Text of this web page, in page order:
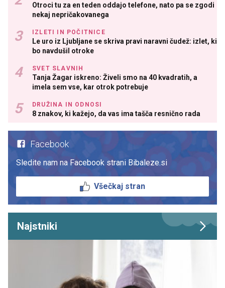
Otroci tu za en teden oddajo telefone, nato pa se zgodi
nekaj nepričakovanega
IZLETI IN POČITNICE
Le uro iz Ljubljane se skriva pravi naravni čudež: izlet, ki
bo navdušil otroke
SVET SLAVNIH
Tanja Žagar iskreno: Živeli smo na 40 kvadratih, a
imela sem vse, kar otrok potrebuje
DRUŽINA IN ODNOSI
8 znakov, ki kažejo, da vas ima tašča resnično rada
Facebook
Sledite nam na Facebook strani Bibaleze.si
Všečkaj stran
Najstniki